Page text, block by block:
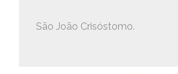
São João Crisóstomo.